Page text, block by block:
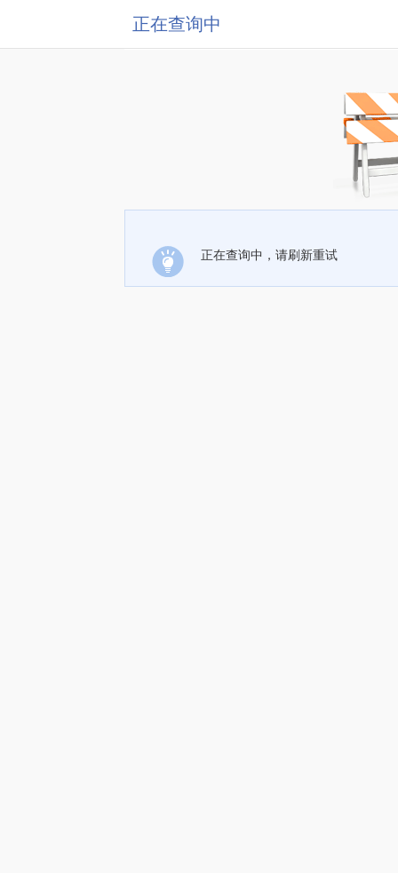
正在查询中
正在查询中，请刷新重试